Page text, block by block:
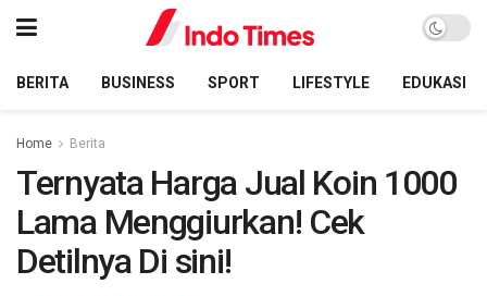
BERITA BUSINESS SPORT LIFESTYLE EDUKASI
Home Berita
Ternyata Harga Jual Koin 1000
Lama Menggiurkan! Cek
Detilnya Di sini!